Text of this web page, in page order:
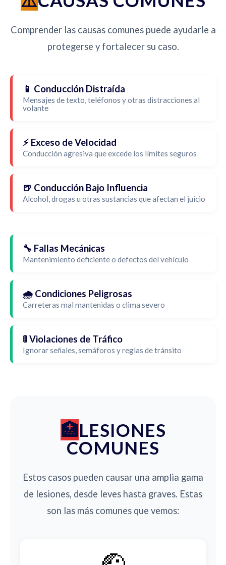
Comprender las causas comunes puede ayudarle a
protegerse y fortalecer su caso.
📱 Conducción Distraída
Mensajes de texto, teléfonos y otras distracciones al
volante
⚡ Exceso de Velocidad
Conducción agresiva que excede los límites seguros
🍺 Conducción Bajo Influencia
Alcohol, drogas u otras sustancias que afectan el juicio
🔧 Fallas Mecánicas
Mantenimiento deficiente o defectos del vehículo
🌧️ Condiciones Peligrosas
Carreteras mal mantenidas o clima severo
🚦 Violaciones de Tráfico
Ignorar señales, semáforos y reglas de tránsito
LESIONES
COMUNES
Estos casos pueden causar una amplia gama
de lesiones, desde leves hasta graves. Estas
son las más comunes que vemos: